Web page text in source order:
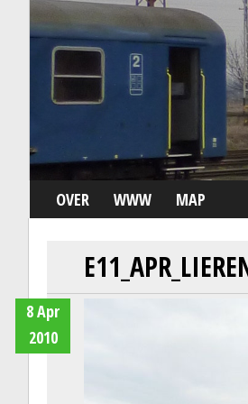
OVER WWW MAP
8 Apr
2010